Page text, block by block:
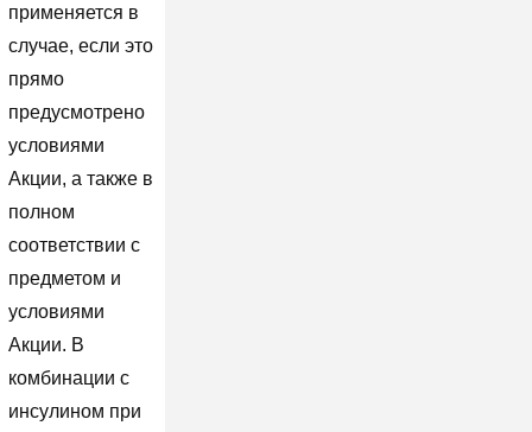
применяется в
случае, если это
прямо
предусмотрено
условиями
Акции, а также в
полном
соответствии с
предметом и
условиями
Акции. В
комбинации с
инсулином при